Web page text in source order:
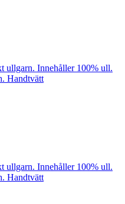
ullgarn. Innehåller 100% ull.
Handtvätt
ullgarn. Innehåller 100% ull.
Handtvätt